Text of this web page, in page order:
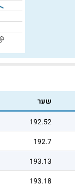
שער
192.52
192.7
193.13
193.18